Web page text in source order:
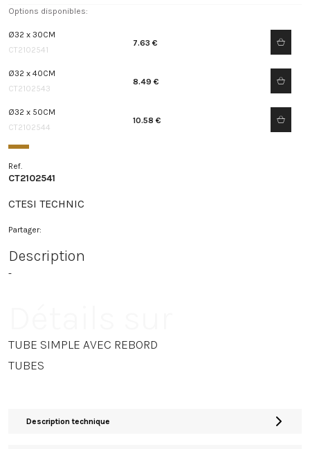
Options disponibles:
Ø32 x 30CM
CT2102541
7.63 €
Ø32 x 40CM
CT2102543
8.49 €
Ø32 x 50CM
CT2102544
10.58 €
Ref.
CT2102541
CTESI TECHNIC
Partager:
Description
-
TUBE SIMPLE AVEC REBORD
TUBES
Description technique